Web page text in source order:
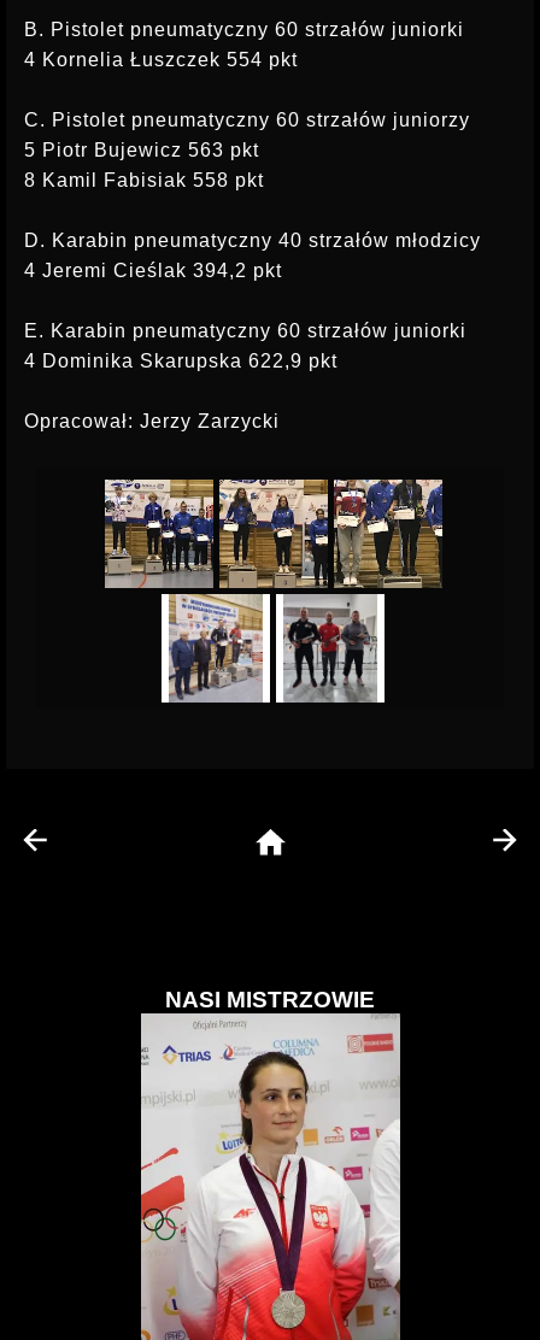
B. Pistolet pneumatyczny 60 strzałów juniorki
4 Kornelia Łuszczek 554 pkt
C. Pistolet pneumatyczny 60 strzałów juniorzy
5 Piotr Bujewicz 563 pkt
8 Kamil Fabisiak 558 pkt
D. Karabin pneumatyczny 40 strzałów młodzicy
4 Jeremi Cieślak 394,2 pkt
E. Karabin pneumatyczny 60 strzałów juniorki
4 Dominika Skarupska 622,9 pkt
Opracował: Jerzy Zarzycki
NASI MISTRZOWIE